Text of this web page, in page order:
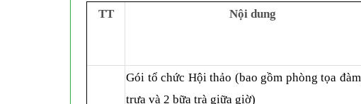
TT
Nội dung
Gói tổ chức Hội thảo (bao gồm phòngtọa đàm
trưa và 2 bữa trà giữa giờ)